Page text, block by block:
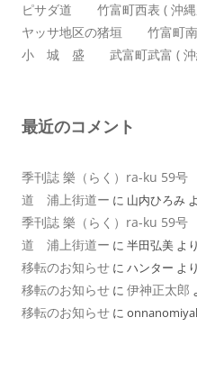
ピサダ道 竹富町西表 ( 沖縄
ヤッサ地区の猪垣 竹富町南
小 城 盛 武富町武富 ( 沖
最近のコメント
季刊誌 樂（らく）ra-ku 59
道 浦上街道ー に 山内ひろみ
季刊誌 樂（らく）ra-ku 59
道 浦上街道ー に 半田弘美 より
移転のお知らせ に ハンター より
移転のお知らせ に 伊神正太郎
移転のお知らせ に